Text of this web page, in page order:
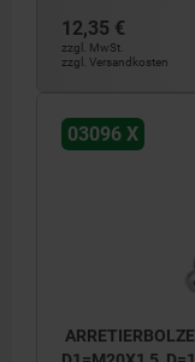
12,35 €
zzgl. MwSt.
zzgl. Versandkosten
03096 X